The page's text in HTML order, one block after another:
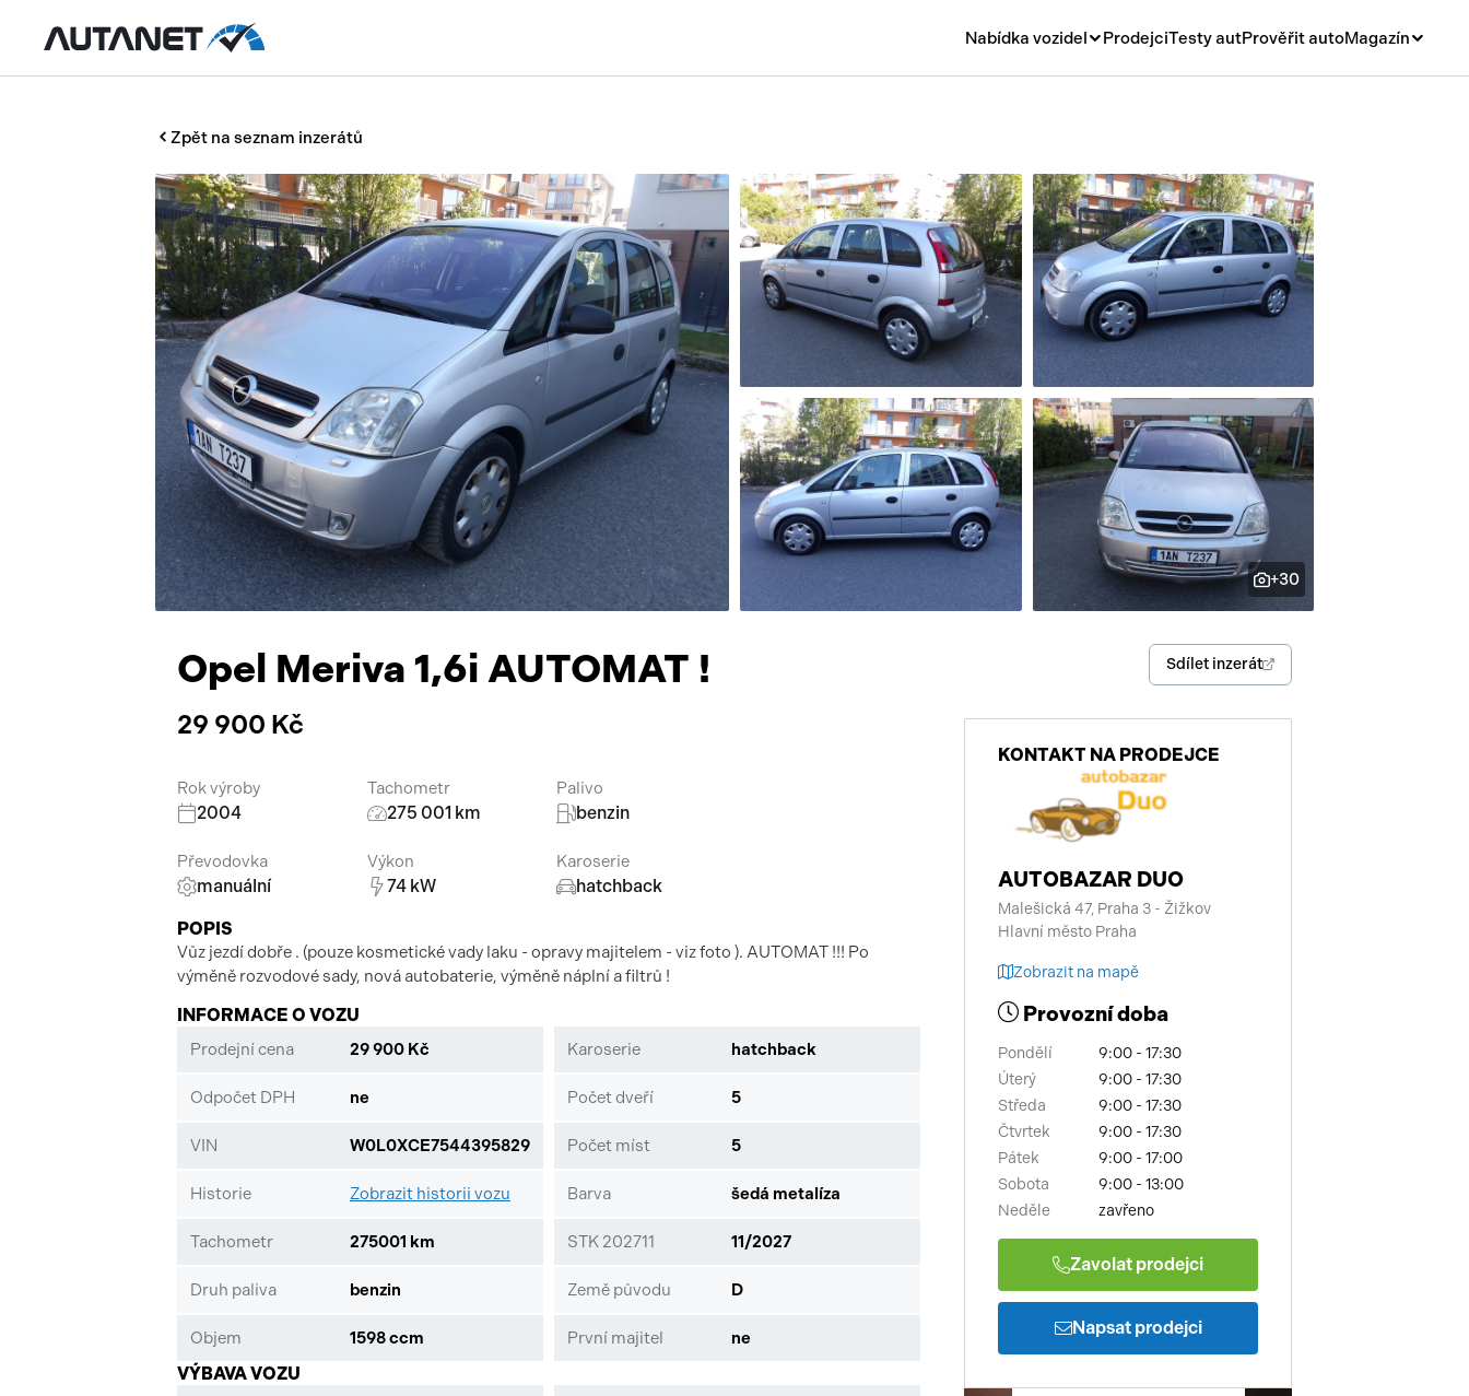
Nabídka vozidel
Nákladní
Obytná
Motorky
Přívěsy a návěsy
Autobusy
Pracovní stroje
Náhradní díly
Příslušenství
ProdejciTesty autPrověřit autoMagazín
Nové modely
Ojetiny
Auto a život
Videa
Zpět na seznam inzerátů
+30
Opel Meriva 1,6i AUTOMAT !
29 900 Kč
Rok výroby
2004
Tachometr
275 001 km
Palivo
benzin
Převodovka
manuální
Výkon
74 kW
Karoserie
hatchback
POPIS
Vůz jezdí dobře . (pouze kosmetické vady laku - opravy majitelem - viz foto ). AUTOMAT !!! Po
výměně rozvodové sady, nová autobaterie, výměně náplní a filtrů !
INFORMACE O VOZU
Prodejní cena 29 900 Kč
Odpočet DPH ne
VIN W0L0XCE7544395829
Historie Zobrazit historii vozu
Tachometr 275001 km
Druh paliva benzin
Objem 1598 ccm
Karoserie hatchback
Počet dveří 5
Počet míst 5
Barva šedá metalíza
STK 202711 11/2027
Země původu D
První majitel ne
VÝBAVA VOZU
Sdílet inzerát
KONTAKT NA PRODEJCE
AUTOBAZAR DUO
Malešická 47, Praha 3 - Žižkov
Hlavní město Praha
Zobrazit na mapě
Provozní doba
Pondělí
9:00 - 17:30
Úterý
9:00 - 17:30
Středa
9:00 - 17:30
Čtvrtek
9:00 - 17:30
Pátek
9:00 - 17:00
Sobota
9:00 - 13:00
Neděle
zavřeno
Zavolat prodejci
Napsat prodejci